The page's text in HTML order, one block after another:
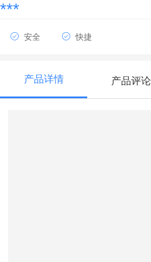
***
安全 快捷
产品详情 产品评论